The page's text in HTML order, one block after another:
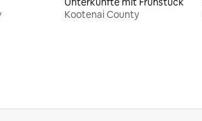
Kootenai County